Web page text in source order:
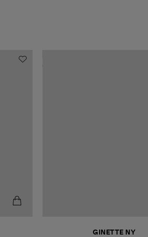
GINETTE NY